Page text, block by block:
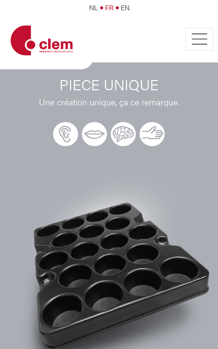
NL FR EN
PIECE UNIQUE
Une création unique, ça ce remarque.